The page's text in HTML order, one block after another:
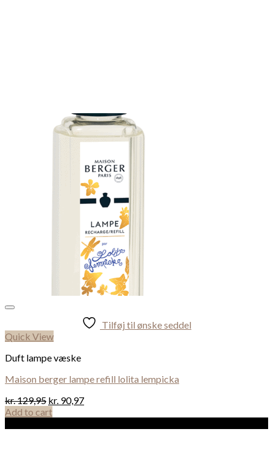
Tilføj til ønske seddel
Quick View
Duft lampe væske
Maison berger lampe refill lolita lempicka
kr.129,95 kr. 90,97
Add to cart